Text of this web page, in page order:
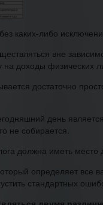
каких-либо
вне
на доходы физических
достаточно
день
не собирается.
должна иметь
определяет все
стандартных